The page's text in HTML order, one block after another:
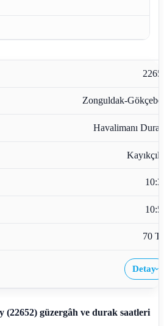
Zonguldak-
Havalimanı
70
Detay›
(22652)güzergâh ve durak saatleri